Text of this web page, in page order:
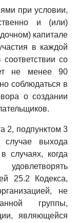
при условии,
и (или)
капитале
в каждой
со
не менее 90
соблюдаться в
о создании
2, подпунктом 3
выхода
случаях, когда
25.2 Кодекса,
не
группы,
являющейся